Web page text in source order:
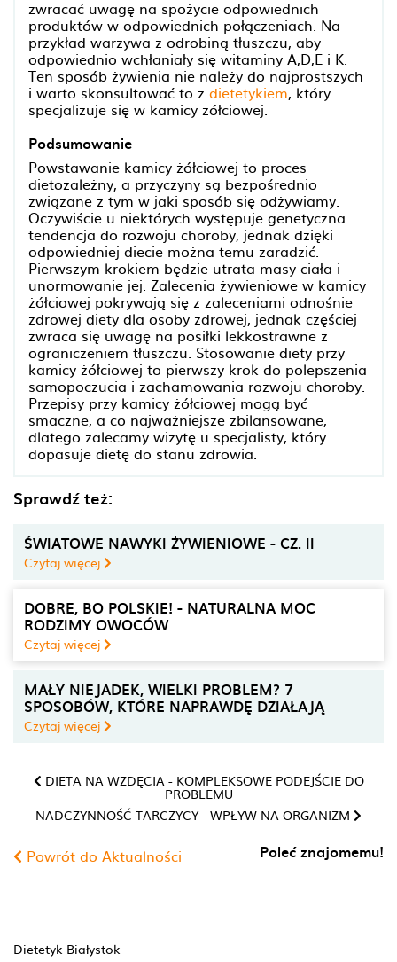
zwracać uwagę na spożycie odpowiednich
produktów w odpowiednich połączeniach. Na
przykład warzywa z odrobiną tłuszczu, aby
odpowiednio wchłaniały się witaminy A,D,E i K.
Ten sposób żywienia nie należy do najprostszych
i warto skonsultować to z dietetykiem, który
specjalizuje się w kamicy żółciowej.
Podsumowanie
Powstawanie kamicy żółciowej to proces
dietozależny, a przyczyny są bezpośrednio
związane z tym w jaki sposób się odżywiamy.
Oczywiście u niektórych występuje genetyczna
tendencja do rozwoju choroby, jednak dzięki
odpowiedniej diecie można temu zaradzić.
Pierwszym krokiem będzie utrata masy ciała i
unormowanie jej. Zalecenia żywieniowe w kamicy
żółciowej pokrywają się z zaleceniami odnośnie
zdrowej diety dla osoby zdrowej, jednak częściej
zwraca się uwagę na posiłki lekkostrawne z
ograniczeniem tłuszczu. Stosowanie diety przy
kamicy żółciowej to pierwszy krok do polepszenia
samopoczucia i zachamowania rozwoju choroby.
Przepisy przy kamicy żółciowej mogą być
smaczne, a co najważniejsze zbilansowane,
dlatego zalecamy wizytę u specjalisty, który
dopasuje dietę do stanu zdrowia.
Sprawdź też:
ŚWIATOWE NAWYKI ŻYWIENIOWE - CZ. II
Czytaj więcej
DOBRE, BO POLSKIE! - NATURALNA MOC
RODZIMY OWOCÓW
Czytaj więcej
MAŁY NIEJADEK, WIELKI PROBLEM? 7
SPOSOBÓW, KTÓRE NAPRAWDĘ DZIAŁAJĄ
Czytaj więcej
DIETA NA WZDĘCIA - KOMPLEKSOWE PODEJŚCIE DO
PROBLEMU
NADCZYNNOŚĆ TARCZYCY - WPŁYW NA ORGANIZM
Powrót do Aktualności Poleć znajomemu!
Dietetyk Białystok